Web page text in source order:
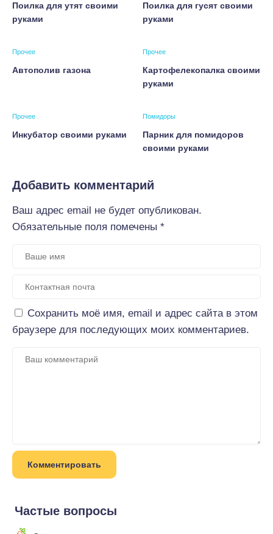
Поилка для утят своими
руками
Поилка для гусят своими
руками
Прочее
Автополив газона
Прочее
Картофелекопалка своими
руками
Прочее
Инкубатор своими руками
Помидоры
Парник для помидоров
своими руками
Добавить комментарий
Ваш адрес email не будет опубликован.
Обязательные поля помечены *
Сохранить моё имя, email и адрес сайта в этом
браузере для последующих моих комментариев.
Частые вопросы